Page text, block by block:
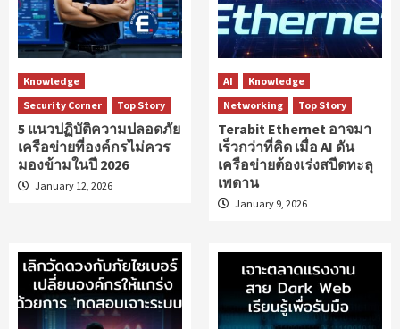
Knowledge
Security Corner
Top Story
5 แนวปฏิบัติความปลอดภัย
เครือข่ายที่องค์กรไม่ควร
มองข้ามในปี 2026
January 12, 2026
AI
Knowledge
Networking
Top Story
Terabit Ethernet อาจมา
เร็วกว่าที่คิด เมื่อ AI ดัน
เครือข่ายต้องเร่งสปีดทะลุ
เพดาน
January 9, 2026